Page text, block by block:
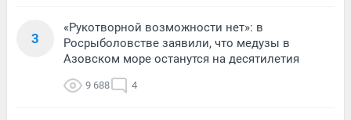
3
«Рукотворной возможности нет»: в
Росрыболовстве заявили, что медузы в
Азовском море останутся на десятилетия
9 688 4